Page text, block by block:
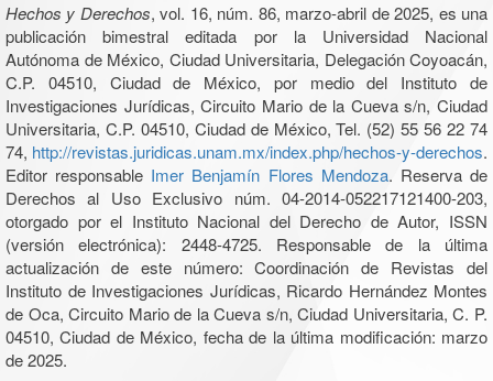
Hechos y Derechos, vol. 16, núm. 86, marzo-abril de 2025, es una
publicación bimestral editada por la Universidad Nacional
Autónoma de México, Ciudad Universitaria, Delegación Coyoacán,
C.P. 04510, Ciudad de México, por medio del Instituto de
Investigaciones Jurídicas, Circuito Mario de la Cueva s/n, Ciudad
Universitaria, C.P. 04510, Ciudad de México, Tel. (52) 55 56 22 74
74, http://revistas.juridicas.unam.mx/index.php/hechos-y-derechos.
Editor responsable Imer Benjamín Flores Mendoza. Reserva de
Derechos al Uso Exclusivo núm. 04-2014-052217121400-203,
otorgado por el Instituto Nacional del Derecho de Autor, ISSN
(versión electrónica): 2448-4725. Responsable de la última
actualización de este número: Coordinación de Revistas del
Instituto de Investigaciones Jurídicas, Ricardo Hernández Montes
de Oca, Circuito Mario de la Cueva s/n, Ciudad Universitaria, C. P.
04510, Ciudad de México, fecha de la última modificación: marzo
de 2025.